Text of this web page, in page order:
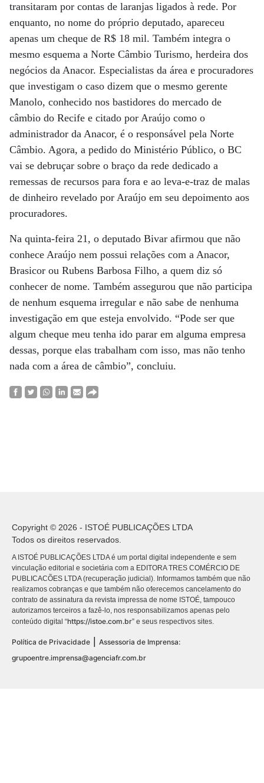
transitaram por contas de laranjas ligados à rede. Por
enquanto, no nome do próprio deputado, apareceu
apenas um cheque de R$ 18 mil. Também integra o
mesmo esquema a Norte Câmbio Turismo, herdeira dos
negócios da Anacor. Especialistas da área e procuradores
que investigam o caso dizem que o mesmo gerente
Manolo, conhecido nos bastidores do mercado de
câmbio do Recife e citado por Araújo como o
administrador da Anacor, é o responsável pela Norte
Câmbio. Agora, a pedido do Ministério Público, o BC
vai se debruçar sobre o braço da rede dedicado a
remessas de recursos para fora e ao leva-e-traz de malas
de dinheiro revelado por Araújo em seu depoimento aos
procuradores.
Na quinta-feira 21, o deputado Bivar afirmou que não
conhece Araújo nem possui relações com a Anacor,
Brasicor ou Rubens Barbosa Filho, a quem diz só
conhecer de nome. Também assegurou que não participa
de nenhum esquema irregular e não sabe de nenhuma
investigação em que esteja envolvido. “Pode ser que
algum cheque meu tenha ido parar em alguma empresa
dessas, porque elas trabalham com isso, mas não tenho
nada com a área de câmbio”, concluiu.
Copyright © 2026 - ISTOÉ PUBLICAÇÕES LTDA
Todos os direitos reservados.
A ISTOÉ PUBLICAÇÕES LTDA é um portal digital independente e sem
vinculação editorial e societária com a EDITORA TRES COMÉRCIO DE
PUBLICACÕES LTDA (recuperação judicial). Informamos também que não
realizamos cobranças e que também não oferecemos cancelamento do
contrato de assinatura da revista impressa de nome ISTOÉ, tampouco
autorizamos terceiros a fazê-lo, nos responsabilizamos apenas pelo
conteúdo digital “https://istoe.com.br” e seus respectivos sites.
Política de Privacidade
Assessoria de Imprensa:
grupoentre.imprensa@agenciafr.com.br